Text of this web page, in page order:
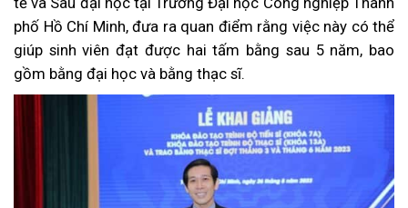
phố Hồ Chí Minh, đưa ra quan điểm rằng việc này có thể
giúp sinh viên đạt được hai tấm bằng sau 5 năm, bao
gồm bằng đại học và bằng thạc sĩ.